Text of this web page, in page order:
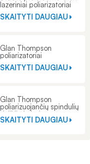
lazeriniai poliarizatoriai
SKAITYTI DAUGIAU
Glan Thompson
poliarizatoriai
SKAITYTI DAUGIAU
Glan Thompson
poliarizuojančių spindulių
daliklių kubai
SKAITYTI DAUGIAU